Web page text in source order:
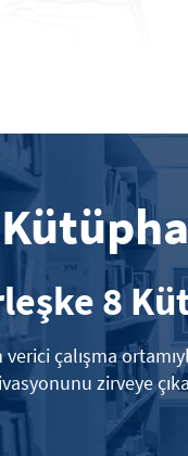
8
çalışma
zirveye